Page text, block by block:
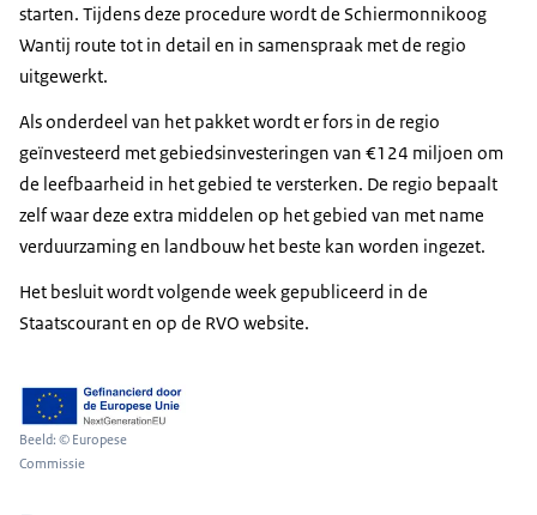
starten. Tijdens deze procedure wordt de Schiermonnikoog
Wantij route tot in detail en in samenspraak met de regio
uitgewerkt.
Als onderdeel van het pakket wordt er fors in de regio
geïnvesteerd met gebiedsinvesteringen van €124 miljoen om
de leefbaarheid in het gebied te versterken. De regio bepaalt
zelf waar deze extra middelen op het gebied van met name
verduurzaming en landbouw het beste kan worden ingezet.
Het besluit wordt volgende week gepubliceerd in de
Staatscourant en op de RVO website.
Beeld: © Europese
Commissie